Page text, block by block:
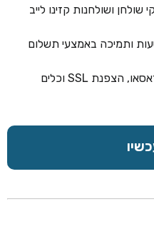
ושולחנות קזינו לייב
מהירות תוך 24-48 שעות ותמיכה באמצעי תשלום
שירות לקוחות 24/7, רישיון קוראסאו, הצפנת SSL וכלים